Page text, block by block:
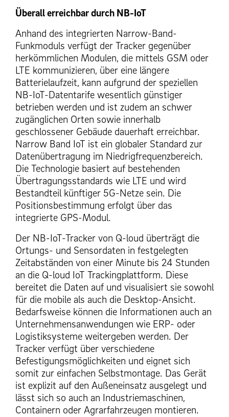
Überall erreichbar durch NB-IoT
Anhand des integrierten Narrow-Band-
Funkmoduls verfügt der Tracker gegenüber
herkömmlichen Modulen, die mittels GSM oder
LTE kommunizieren, über eine längere
Batterielaufzeit, kann aufgrund der speziellen
NB-IoT-Datentarife wesentlich günstiger
betrieben werden und ist zudem an schwer
zugänglichen Orten sowie innerhalb
geschlossener Gebäude dauerhaft erreichbar.
Narrow Band IoT ist ein globaler Standard zur
Datenübertragung im Niedrigfrequenzbereich.
Die Technologie basiert auf bestehenden
Übertragungsstandards wie LTE und wird
Bestandteil künftiger 5G-Netze sein. Die
Positionsbestimmung erfolgt über das
integrierte GPS-Modul.
Der NB-IoT-Tracker von Q-loud überträgt die
Ortungs- und Sensordaten in festgelegten
Zeitabständen von einer Minute bis 24 Stunden
an die Q-loud IoT Trackingplattform. Diese
bereitet die Daten auf und visualisiert sie sowohl
für die mobile als auch die Desktop-Ansicht.
Bedarfsweise können die Informationen auch an
Unternehmensanwendungen wie ERP- oder
Logistiksysteme weitergeben werden. Der
Tracker verfügt über verschiedene
Befestigungsmöglichkeiten und eignet sich
somit zur einfachen Selbstmontage. Das Gerät
ist explizit auf den Außeneinsatz ausgelegt und
lässt sich so auch an Industriemaschinen,
Containern oder Agrarfahrzeugen montieren.